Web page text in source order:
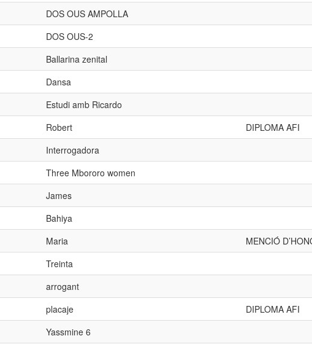
DOS OUS AMPOLLA
DOS OUS-2
Ballarina zenital
Dansa
Estudi amb Ricardo
Robert
DIPLOMA AFI
Interrogadora
Three Mbororo women
James
Bahiya
Maria
MENCIÓ
Treinta
arrogant
placaje
DIPLOMA AFI
Yassmine 6